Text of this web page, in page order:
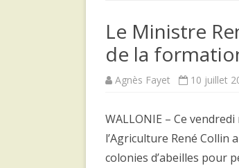
Le Ministre
de la
Agnès Fayet 10 juillet
WALLONIE – Ce
l’Agriculture René Collin
colonies d’abeilles pour